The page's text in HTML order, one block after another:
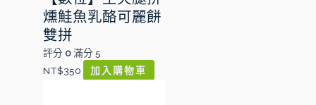
燻鮭魚乳酪可麗餅
雙拼
評分0滿分 5
NT$350 加入購物車